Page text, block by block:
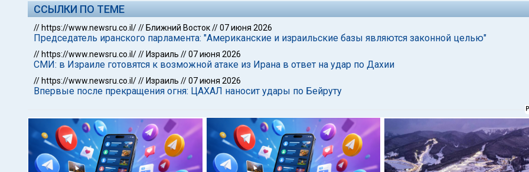
ССЫЛКИ ПО ТЕМЕ
// https://www.newsru.co.il/// Ближний Восток//07 июня 2026
Председатель иранского парламента: "Американские и израильские базы являются законной целью"
// https://www.newsru.co.il/// Израиль //07 июня 2026
СМИ: в Израиле готовятся к возможной атаке из Ирана в ответ на удар по Дахии
// https://www.newsru.co.il/// Израиль //07 июня 2026
Впервые после прекращения огня: ЦАХАЛ наносит удары по Бейруту